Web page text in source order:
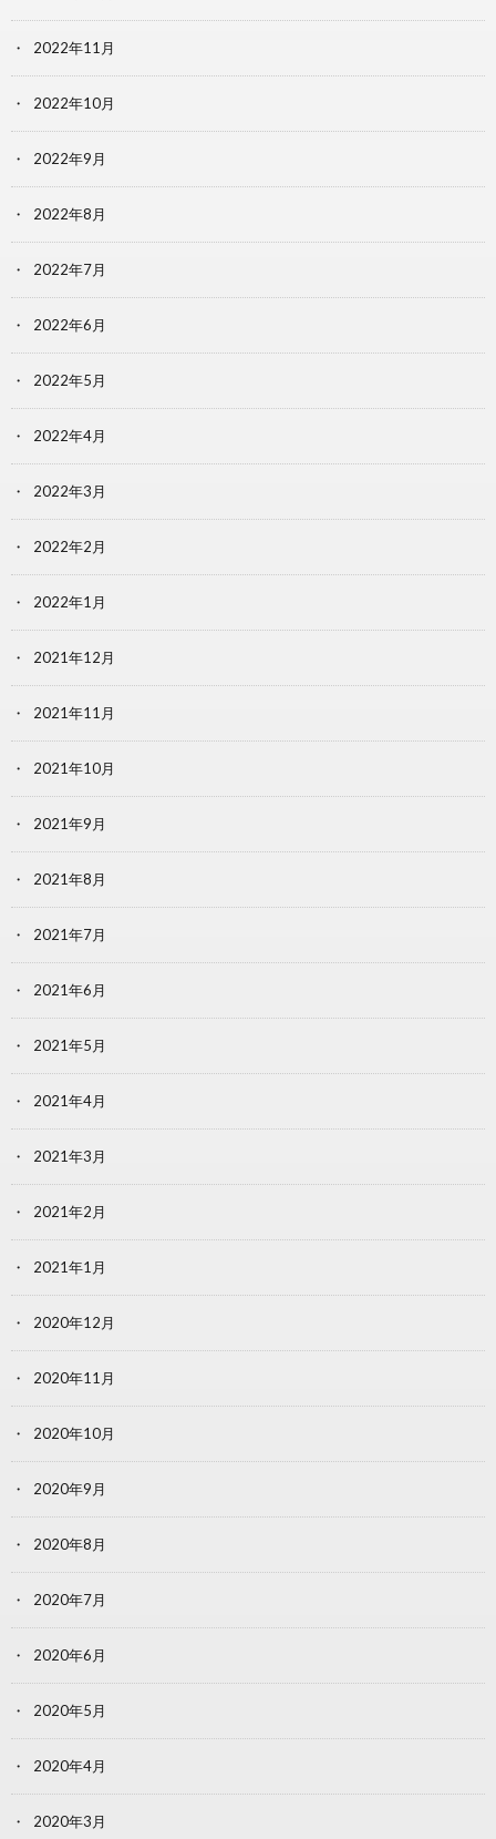
2022年11月
2022年10月
2022年9月
2022年8月
2022年7月
2022年6月
2022年5月
2022年4月
2022年3月
2022年2月
2022年1月
2021年12月
2021年11月
2021年10月
2021年9月
2021年8月
2021年7月
2021年6月
2021年5月
2021年4月
2021年3月
2021年2月
2021年1月
2020年12月
2020年11月
2020年10月
2020年9月
2020年8月
2020年7月
2020年6月
2020年5月
2020年4月
2020年3月